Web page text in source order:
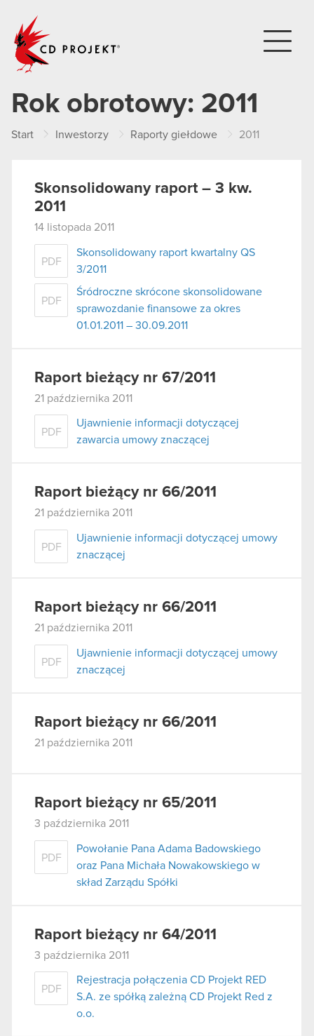
Rok obrotowy: 2011
Start Inwestorzy Raporty giełdowe 2011
Skonsolidowany raport – 3 kw.
2011
14 listopada 2011
PDF
Skonsolidowany raport kwartalny QS
3/2011
PDF
Śródroczne skrócone skonsolidowane
sprawozdanie finansowe za okres
01.01.2011 – 30.09.2011
Raport bieżący nr 67/2011
21 października 2011
PDF
Ujawnienie informacji dotyczącej
zawarcia umowy znaczącej
Raport bieżący nr 66/2011
21 października 2011
PDF
Ujawnienie informacji dotyczącej umowy
znaczącej
Raport bieżący nr 66/2011
21 października 2011
PDF
Ujawnienie informacji dotyczącej umowy
znaczącej
Raport bieżący nr 66/2011
21 października 2011
Raport bieżący nr 65/2011
3 października 2011
PDF
Powołanie Pana Adama Badowskiego
oraz Pana Michała Nowakowskiego w
skład Zarządu Spółki
Raport bieżący nr 64/2011
3 października 2011
PDF
Rejestracja połączenia CD Projekt RED
S.A. ze spółką zależną CD Projekt Red z
o.o.